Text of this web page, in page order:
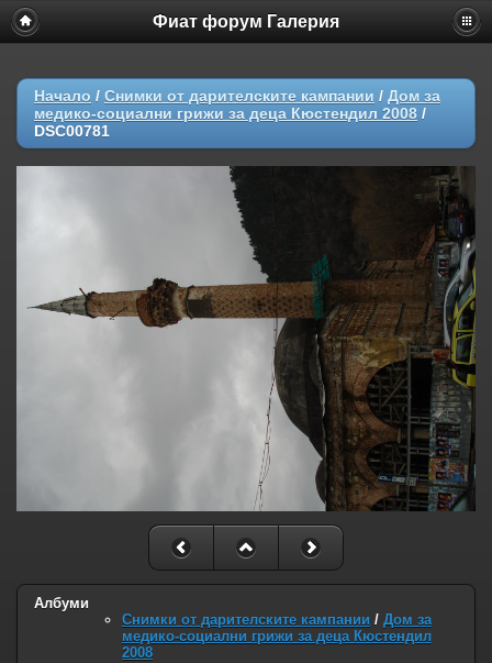
Фиат форум Галерия
Начало / Снимки от дарителските кампании / Дом за
медико-социални грижи за деца Кюстендил 2008 /
DSC00781
Албуми
Снимки от дарителските кампании / Дом за
медико-социални грижи за деца Кюстендил
2008